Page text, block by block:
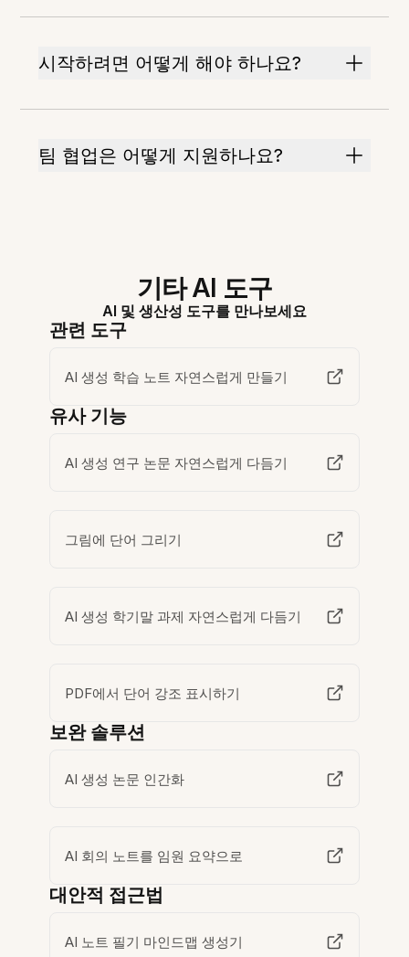
시작하려면 어떻게 해야 하나요?
팀 협업은 어떻게 지원하나요?
기타 AI 도구
AI 및 생산성 도구를 만나보세요
관련 도구
AI 생성 학습 노트 자연스럽게 만들기
유사 기능
AI 생성 연구 논문 자연스럽게 다듬기
그림에 단어 그리기
AI 생성 학기말 과제 자연스럽게 다듬기
PDF에서 단어 강조 표시하기
보완 솔루션
AI 생성 논문 인간화
AI 회의 노트를 임원 요약으로
대안적 접근법
AI 노트 필기 마인드맵 생성기